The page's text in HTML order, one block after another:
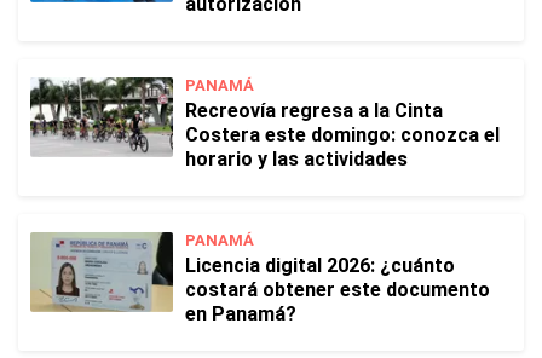
PANAMÁ
Recreovía regresa a la Cinta
Costera este domingo: conozca el
horario y las actividades
PANAMÁ
Licencia digital 2026: ¿cuánto
costará obtener este documento
en Panamá?